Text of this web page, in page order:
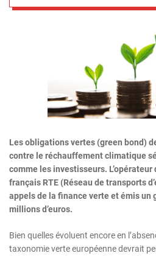
Les obligations vertes (green bond)
contre le réchauffement climatique
comme les investisseurs.
français RTE (Réseau de transports
appels de la finance verte et émis un
millions d’euros.
Bien quelles évoluent encore en
taxonomie verte européenne devrait